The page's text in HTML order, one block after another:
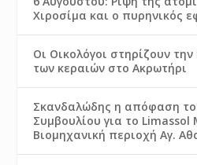
Χιροσίμα και ο πυρηνικός
Οι Οικολόγοι στηρίζουν
των κεραιών στο Ακρωτήρι
Σκανδαλώδης η απόφαση
Συμβουλίου για το Limassol
Βιομηχανική περιοχή Αγ.